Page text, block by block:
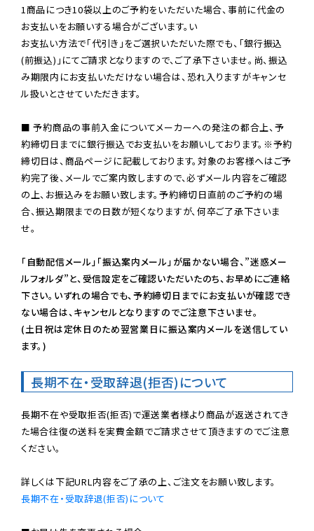
1商品につき10袋以上のご予約をいただいた場合、事前に代金の
お支払いをお願いする場合がございます。い
お支払い方法で「代引き」をご選択いただいた際でも、「銀行振込
(前振込)」にてご請求となりますので、ご了承下さいませ。尚、振込
み期限内にお支払いただけない場合は、恐れ入りますがキャンセ
ル扱いとさせていただきます。
■ 予約商品の事前入金についてメーカーへの発注の都合上、予
約締切日までに銀行振込でお支払いをお願いしております。※予約
締切日は、商品ページに記載しております。対象のお客様へはご予
約完了後、メールでご案内致しますので、必ずメール内容をご確認
の上、お振込みをお願い致します。予約締切日直前のご予約の場
合、振込期限までの日数が短くなりますが、何卒ご了承下さいま
せ。
「自動配信メール」「振込案内メール」が届かない場合、”迷惑メー
ルフォルダ”と、受信設定をご確認いただいたのち、お早めにご連絡
下さい。いずれの場合でも、予約締切日までにお支払いが確認でき
ない場合は、キャンセルとなりますのでご注意下さいませ。
(土日祝は定休日のため翌営業日に振込案内メールを送信してい
ます。)
長期不在・受取辞退(拒否)について
長期不在や受取拒否(拒否)で運送業者様より商品が返送されてき
た場合往復の送料を実費金額でご請求させて頂きますのでご注意
ください。
長期不在・受取辞退(拒否)について